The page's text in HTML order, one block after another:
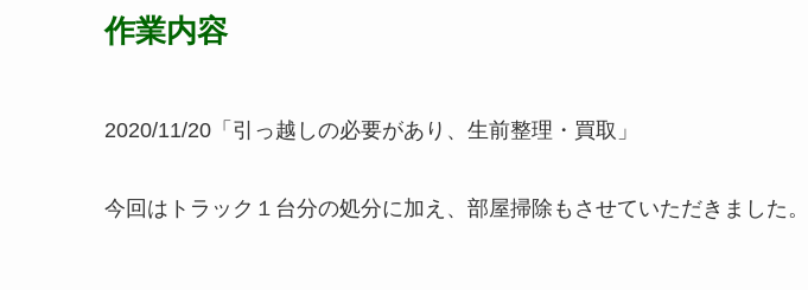
作業内容
2020/11/20「引っ越しの必要があり、生前整理・買取」
今回はトラック１台分の処分に加え、部屋掃除もさせていただきました。